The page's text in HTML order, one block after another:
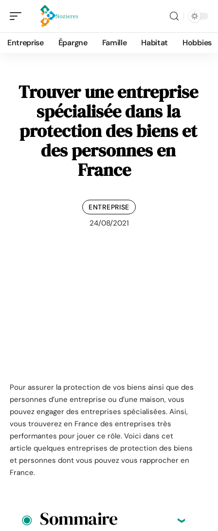
Entreprise Épargne Famille Habitat Hobbies
Trouver une entreprise
spécialisée dans la
protection des biens et
des personnes en
France
ENTREPRISE
24/08/2021
Pour assurer la protection de vos biens ainsi que des
personnes d’une entreprise ou d’une maison, vous
pouvez engager des entreprises spécialisées. Ainsi,
vous trouverez en France des entreprises très
performantes pour jouer ce rôle. Voici dans cet
article quelques entreprises de protection des biens
et personnes dont vous pouvez vous rapprocher en
France.
Sommaire